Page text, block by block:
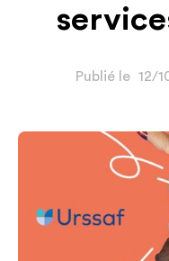
Publié le 12/